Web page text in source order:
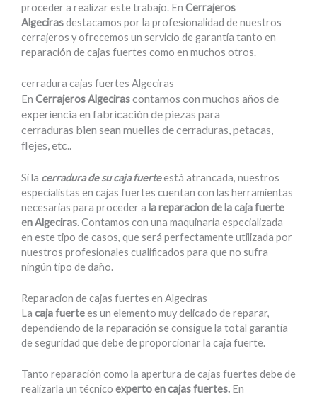
proceder a realizar este trabajo. En Cerrajeros
Algecirasdestacamos por la profesionalidad de nuestros
cerrajeros y ofrecemos un servicio de garantía tanto en
reparación de cajas fuertes como en muchos otros.
cerradura cajas fuertes Algeciras
En Cerrajeros Algecirascontamos con muchos años de
experiencia en fabricación de piezas para
cerraduras bien sean muelles de cerraduras, petacas,
flejes, etc..
Si la cerradura de su caja fuerteestá atrancada, nuestros
especialistas en cajas fuertes cuentan con las herramientas
necesarias para proceder a la reparacion de la caja fuerte
en Algeciras. Contamos con una maquinaria especializada
en este tipo de casos, que será perfectamente utilizada por
nuestros profesionales cualificados para que no sufra
ningún tipo de daño.
Reparacion de cajas fuertes en Algeciras
La caja fuertees un elemento muy delicado de reparar,
dependiendo de la reparación se consigue la total garantía
de seguridad que debe de proporcionar la caja fuerte.
Tanto reparación como la apertura de cajas fuertes debe de
realizarla un técnico experto en cajas fuertes. En